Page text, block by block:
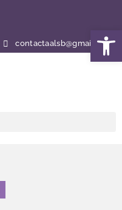
Abrir
contactaalsb@gmail.com